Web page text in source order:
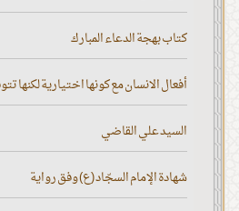
كتاب بهجة الدعاء المبارك
أفعال الانسان مع كونها اختيارية لكنها
السيد علي القاضي
شهادة الإمام السجّاد (ع) وفق رواية